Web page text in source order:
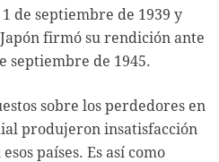
de septiembre de 1939 y
firmó su rendición ante
septiembre de 1945.
sobre los perdedores en
produjeron insatisfacción
países. Es así como